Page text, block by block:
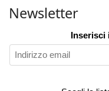
Newsletter
Inserisci